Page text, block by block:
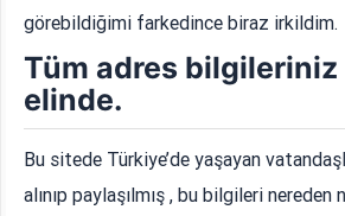
görebildiğimi farkedince biraz irkildim.
Tüm adres bilgileriniz
elinde.
Bu sitede Türkiye’de yaşayan
alınıp paylaşılmış , bu bilgileri